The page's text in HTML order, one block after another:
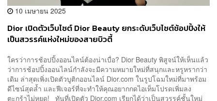
10 เมษายน 2025
Dior เปิดตัวเว็บไซต์ Dior Beauty ยกระดับเว็บไซต์ช้อปปิ้งให้
เป็นสวรรค์แห่งใหม่ของสายบิวตี้
ใครว่าการช้อปปิ้งออนไลน์ต้องน่าเบื่อ? Dior Beauty พิสูจน์ให้เห็นแล้ว
ว่าการช้อปปิ้งออนไลน์กำลังจะมีความหมายใหม่ที่สนุกและหรูหรากว่า
เดิม ล่าสุดเพิ่งเปิดตัวบูติกออนไลน์ Dior.com ในรูปโฉมใหม่ที่มาพร้อม
ดีไซน์สุดล้ำ และฟีเจอร์ที่จะทำให้คุณอยากกดไอเท็มโปรดเพิ่มลง
ตะกร้าไม่หยุด! ทันที่เปิดตัว Dior.com เรียกได้ว่าเป็นสวรรค์ชั้นใหม่